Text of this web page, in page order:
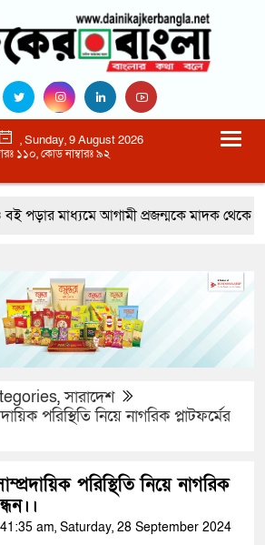
, Sunday, 9 August 2026
১১০, কোড নাম্বারঃ ৯২
মাধ্যমে আগামী প্রজন্মকে মাদক থেকে দূরে
,সারাদেশ
পরিস্থিতি নিয়ে নাগরিক প্লাটফর্মের
পরিস্থিতি নিয়ে নাগরিক
am, Saturday, 28 September 2024